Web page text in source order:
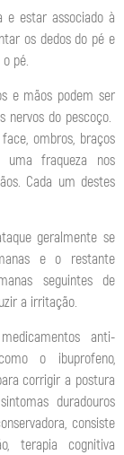
e estar associado à
os dedos do pé e
pé.
e mãos podem ser
nervos do pescoço.
ombros, braços
fraqueza nos
Cada um destes
geralmente se
e o restante
seguintes de
a irritação.
anti-
o ibuprofeno,
corrigir a postura
duradouros
consiste
terapia cognitiva